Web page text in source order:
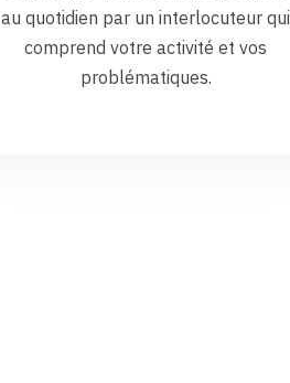
au quotidien par un interlocuteur qui
comprend votre activité et vos
problématiques.